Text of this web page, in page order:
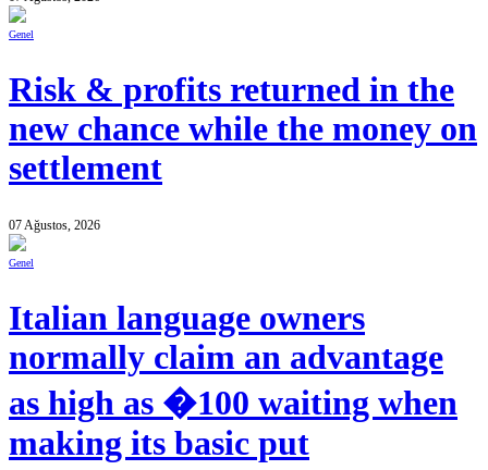
Genel
Risk & profits returned in the
new chance while the money on
settlement
07 Ağustos, 2026
Genel
Italian language owners
normally claim an advantage
as high as �100 waiting when
making its basic put